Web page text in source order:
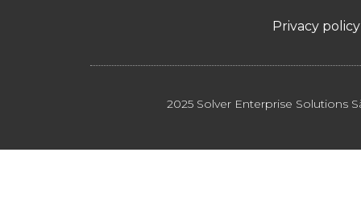
Privacy policy
2025 Solver Enterprise Solutions